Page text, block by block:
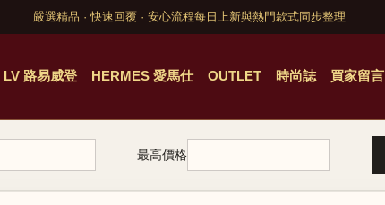
嚴選精品 · 快速回覆 · 安心流程每日上新與熱門款式同步整理
LV 路易威登 HERMES 愛馬仕 OUTLET 時尚誌 買家留言
最高價格